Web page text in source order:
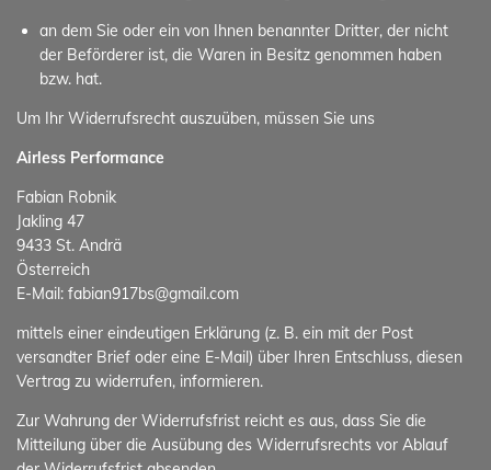
an dem Sie oder ein von Ihnen benannter Dritter, der nicht
der Beförderer ist, die Waren in Besitz genommen haben
bzw. hat.
Um Ihr Widerrufsrecht auszuüben, müssen Sie uns
Airless Performance
Fabian Robnik
Jakling 47
9433 St. Andrä
Österreich
E-Mail: fabian917bs@gmail.com
mittels einer eindeutigen Erklärung (z. B. ein mit der Post
versandter Brief oder eine E-Mail) über Ihren Entschluss, diesen
Vertrag zu widerrufen, informieren.
Zur Wahrung der Widerrufsfrist reicht es aus, dass Sie die
Mitteilung über die Ausübung des Widerrufsrechts vor Ablauf